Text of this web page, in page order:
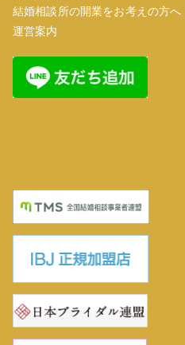
結婚相談所の開業をお考えの方へ
運営案内